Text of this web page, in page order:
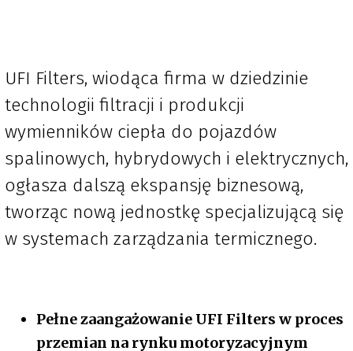
UFI Filters, wiodąca firma w dziedzinie
technologii filtracji i produkcji
wymienników ciepła do pojazdów
spalinowych, hybrydowych i elektrycznych,
ogłasza dalszą ekspansję biznesową,
tworząc nową jednostkę specjalizującą się
w systemach zarządzania termicznego.
Pełne zaangażowanie UFI Filters w proces
przemian na rynku motoryzacyjnym